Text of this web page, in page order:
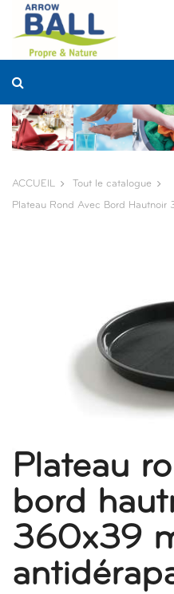
ACCUEIL Tout le catalogue
Plateau Rond Avec Bord
Plateau
bord
360x39
Panneau de gestion des